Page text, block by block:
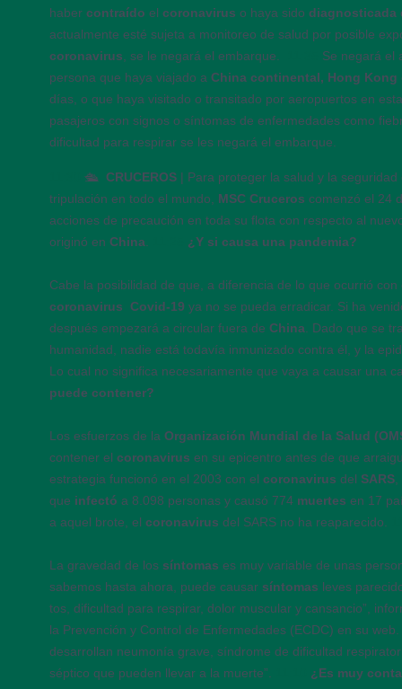
haber contraído el coronavirus o haya sido diagnosticada
actualmente esté sujeta a monitoreo de salud por posible
coronavirus, se le negará el embarque.
Se negará el
persona que haya viajado a China continental, Hong
días, o que haya visitado o transitado por aeropuertos en
pasajeros con signos o síntomas de enfermedades como
dificultad para respirar se les negará el embarque.
🛳️ CRUCEROS | Para proteger la salud y la
tripulación en todo el mundo, MSC Cruceros comenzó el 24
acciones de precaución en toda su flota con respecto al
originó en China. ¿Y si causa una pandemia?
Cabe la posibilidad de que, a diferencia de lo que ocurrió
coronavirus Covid-19 ya no se pueda erradicar. Si ha
después empezará a circular fuera de China. Dado que se
humanidad, nadie está ­todavía inmunizado contra él, y la
Lo cual no significa necesariamente que vaya a causar una
puede contener?
Los esfuerzos de la Organización Mundial de la Salud
contener el coronavirus en su epicentro antes de que
es­trategia funcionó en el 2003 con el coronavirus del SARS,
que infectó a 8.098 personas y causó 774 muertes en 17
a aquel brote, el coronavirus del SARS no ha reaparecido.
La gravedad de los síntomas es muy variable de unas
sabemos hasta ahora, puede causar síntomas leves
tos, dificultad para respirar, dolor muscular y cansancio”,
la Prevención y Control de Enfermedades (ECDC) en su
desarrollan neumonía grave, síndrome de dificultad
séptico que pueden llevar a la muerte”.
¿Es muy